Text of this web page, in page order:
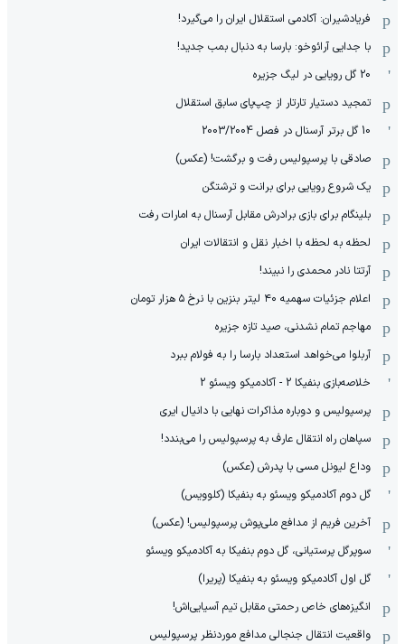
فریادشیران: آکادمی استقلال ایران را می‌گیرد!
با جدایی آرائوخو: بارسا به دنبال بمب جدید!
20 گل رویایی در لیگ جزیره
تمجید دستیار تارتار از چپ‌پای سابق استقلال
10 گل برتر آرسنال در فصل 2003/2004
صادقی با پرسپولیس رفت و برگشت! (عکس)
یک شروع رویایی برای برانت و ترشتگن
بلینگام برای بازی برادرش مقابل آرسنال به امارات رفت
لحظه به لحظه با اخبار نقل و انتقالات ایران
آرتتا نادر محمدی را نبیند!
اعلام جزئیات سهمیه ۴۰ لیتر بنزین با نرخ ۵ هزار تومان
مهاجم تمام نشدنی، صید تازه جزیره
آربلوا می‌خواهد استعداد بارسا را به فولام ببرد
خلاصه‌بازی بنفیکا 2 - آکادمیکو ویسئو 2
پرسپولیس و دوباره مذاکرات نهایی با دانیال ایری
سپاهان راه انتقال عارف به پرسپولیس را می‌بندد!
وداع لیونل مسی با پدرش (عکس)
گل دوم آکادمیکو ویسئو به بنفیکا (کلوویس)
آخرین فریم از مدافع ملی‌پوش پرسپولیس! (عکس)
سوپرگل پرستیانی، گل دوم بنفیکا به آکادمیکو ویسئو
گل اول آکادمیکو ویسئو به بنفیکا (پریرا)
انگیزه‌های خاص رحمتی مقابل تیم‌ آسیایی‌اش!
واقعیت انتقال جنجالی مدافع موردنظر پرسپولیس